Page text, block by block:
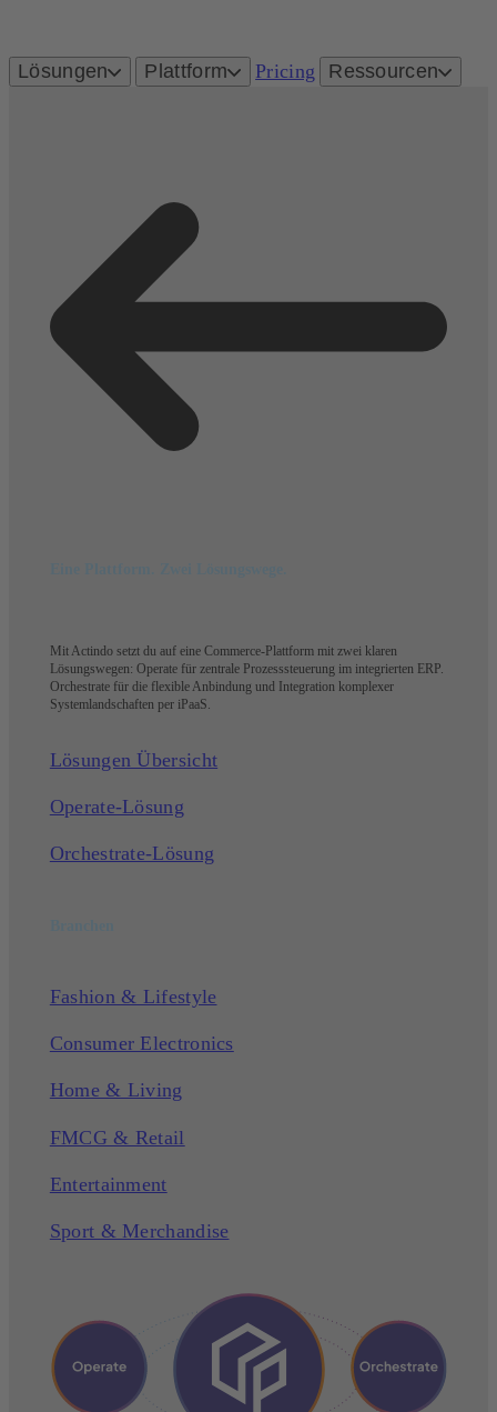
Lösungen Plattform Pricing Ressourcen
Mit Actindo setzt du auf eine Commerce-Plattform mit zwei klaren
Lösungswegen: Operate für zentrale Prozesssteuerung im integrierten ERP.
Orchestrate für die flexible Anbindung und Integration komplexer
Systemlandschaften per iPaaS.
Lösungen Übersicht
Operate-Lösung
Orchestrate-Lösung
Fashion & Lifestyle
Consumer Electronics
Home & Living
FMCG & Retail
Entertainment
Sport & Merchandise